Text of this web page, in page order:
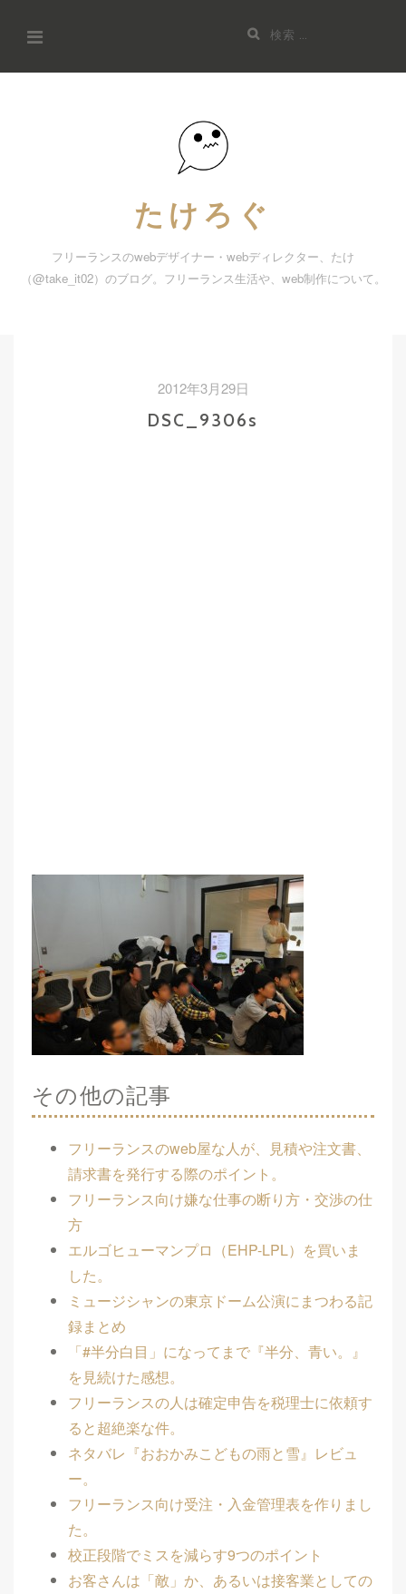
検
たけろぐ
フリーランスのwebデザイナー・webディレクター、たけ
（@take_it02）のブログ。フリーランス生活や、web制作について。
2012年3月29日
DSC_9306s
その他の記事
フリーランスのweb屋な人が、見積や注文書、
請求書を発行する際のポイント。
フリーランス向け嫌な仕事の断り方・交渉の仕
方
エルゴヒューマンプロ（EHP-LPL）を買いま
した。
ミュージシャンの東京ドーム公演にまつわる記
録まとめ
「#半分白目」になってまで『半分、青い。』
を見続けた感想。
フリーランスの人は確定申告を税理士に依頼す
ると超絶楽な件。
ネタバレ『おおかみこどもの雨と雪』レビュ
ー。
フリーランス向け受注・入金管理表を作りまし
た。
校正段階でミスを減らす9つのポイント
お客さんは「敵」か、あるいは接客業としての